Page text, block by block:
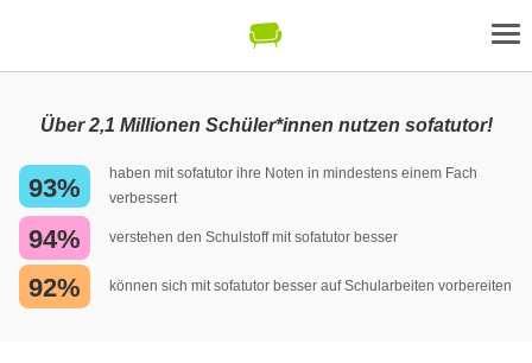
Über 2,1 Millionen Schüler*innen nutzen sofatutor!
93%
haben mit sofatutor ihre Noten in mindestens einem Fach
verbessert
94% verstehen den Schulstoff mit sofatutor besser
92% können sich mit sofatutor besser auf Schularbeiten vorbereiten